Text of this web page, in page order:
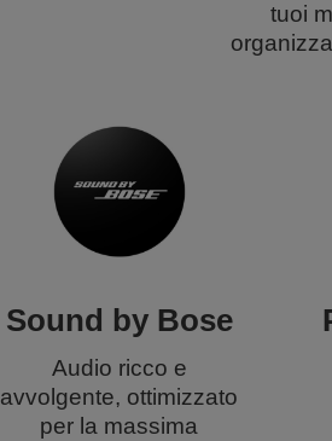
tuoi
Sound by Bose
Audio ricco e
avvolgente, ottimizzato
per la massima